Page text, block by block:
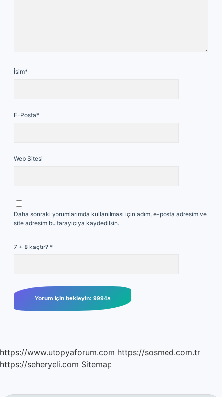
İsim*
E-Posta*
Web Sitesi
Daha sonraki yorumlarımda kullanılması için adım, e-posta adresim ve
site adresim bu tarayıcıya kaydedilsin.
7 + 8 kaçtır? *
https://www.utopyaforum.com https://sosmed.com.tr
https://seheryeli.com Sitemap